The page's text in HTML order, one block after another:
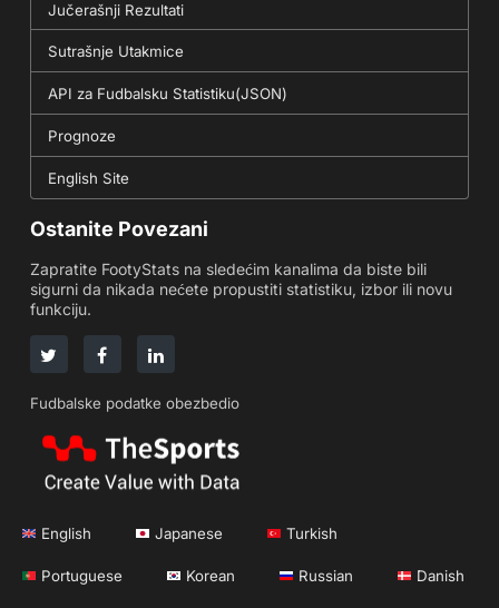
Jučerašnji Rezultati
Sutrašnje Utakmice
API za Fudbalsku Statistiku(JSON)
Prognoze
English Site
Ostanite Povezani
Zapratite FootyStats na sledećim kanalima da biste bili
sigurni da nikada nećete propustiti statistiku, izbor ili novu
funkciju.
Fudbalske podatke obezbedio
English Japanese Turkish
Portuguese Korean Russian Danish